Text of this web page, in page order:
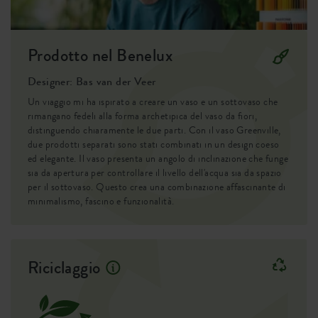
Curare le piante è un gioco da ragazzi
Tutti i nostri vasi greenville hanno un serbatoio d'acqua
tua pianta può attingere alla bisogna. In questo modo eviti i
ristagni d’acqua e fornisci alle tue piante una riserva per
quando hanno di nuovo sete. E’ una gran comodità quando
dimentichi accidentalmente di bagnarle o quando invece le
annaffi troppo. Così potrai goderti a lungo la bellezza delle
tue piante verdi!
Design lineare e colori naturali
colori si combinano così bene tra loro, greenville è il vaso
ideale per realizzare abbinamenti infiniti. Potrai creare
l’ambiente verde ideale nel tuo giardino!
Waranty
99 anni
Ruote
Sistema di irrigazione
Sistema di drenaggio
sì
Fondo rialzato
no
Praticare i fori
no
Fori di perforazione opzionali
EAN
Prodotto nel Benelux
Designer: Bas van der Veer
Un viaggio mi ha ispirato a creare un vaso e un sottovaso che
rimangano fedeli alla forma archetipica del vaso da fiori,
distinguendo chiaramente le due parti. Con il vaso Greenville,
due prodotti separati sono stati combinati in un design coeso
ed elegante. Il vaso presenta un angolo di inclinazione che funge
sia da apertura per controllare il livello dell'acqua sia da spazio
per il sottovaso. Questo crea una combinazione affascinante di
minimalismo, fascino e funzionalità.
Riciclaggio